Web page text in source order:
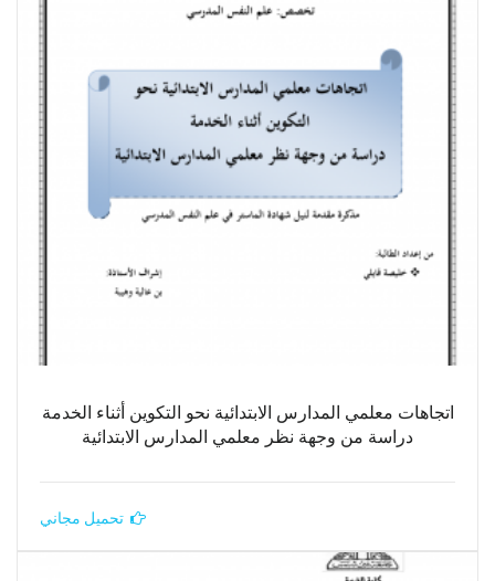
اتجاهات معلمي المدارس الابتدائية نحو التكوين أثناء الخدمة
دراسة من وجهة نظر معلمي المدارس الابتدائية
تحميل مجاني